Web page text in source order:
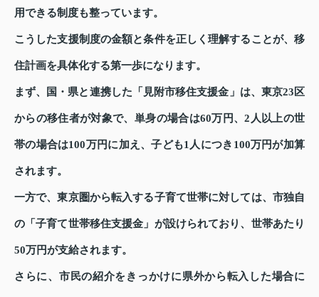
用できる制度も整っています。
こうした支援制度の金額と条件を正しく理解することが、移
住計画を具体化する第一歩になります。
まず、国・県と連携した「見附市移住支援金」は、東京23区
からの移住者が対象で、単身の場合は60万円、2人以上の世
帯の場合は100万円に加え、子ども1人につき100万円が加算
されます。
一方で、東京圏から転入する子育て世帯に対しては、市独自
の「子育て世帯移住支援金」が設けられており、世帯あたり
50万円が支給されます。
さらに、市民の紹介をきっかけに県外から転入した場合に